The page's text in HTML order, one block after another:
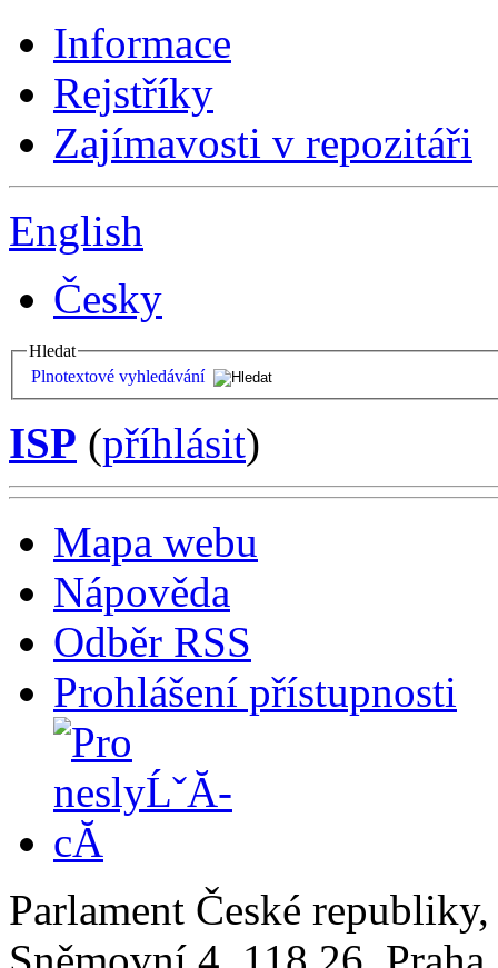
Informace
Rejstříky
Zajímavosti v repozitáři
English
Česky
Hledat
Plnotextové vyhledávání
ISP (příhlásit)
Mapa webu
Nápověda
Odběr RSS
Prohlášení přístupnosti
Parlament České